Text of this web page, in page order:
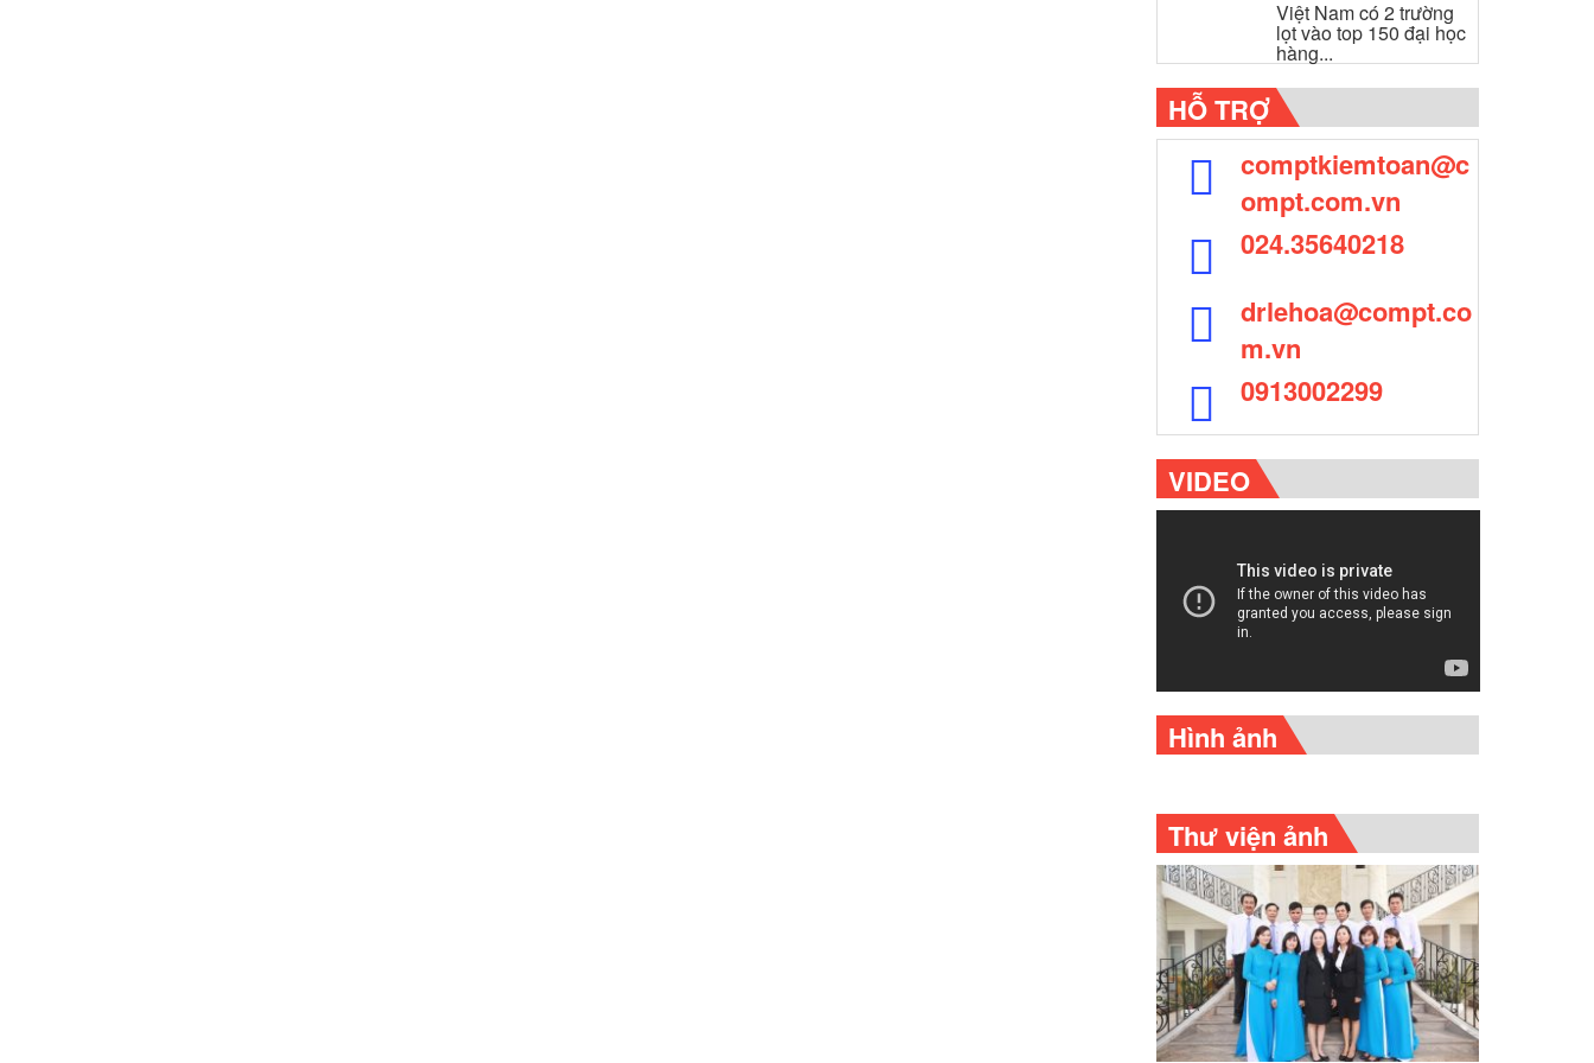
Việt Nam có 2 trường
lọt vào top 150 đại học
hàng...
HỖ TRỢ
comptkiemtoan@c
ompt.com.vn
024.35640218
drlehoa@compt.co
m.vn
0913002299
VIDEO
Hình ảnh
Thư viện ảnh